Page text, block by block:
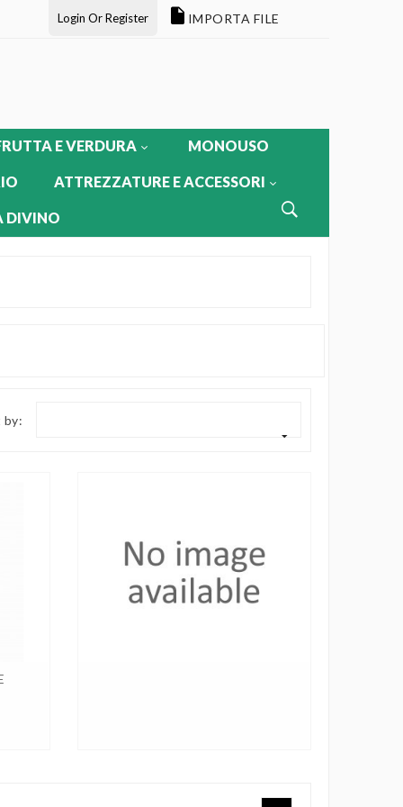
Login Or Register IMPORTA FILE
E VERDURA MONOUSO
ATTREZZATURE E ACCESSORI
DIVINO
by: